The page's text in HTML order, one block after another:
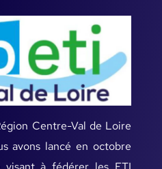
Centre-Val de Loire
avons lancé en octobre